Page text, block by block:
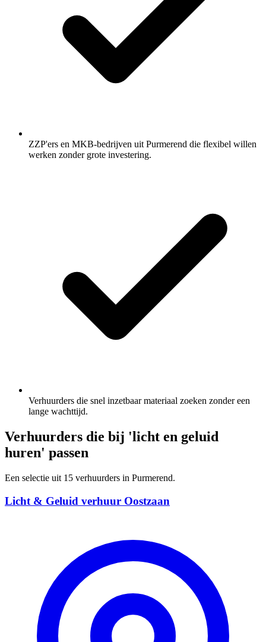
ZZP'ers en MKB-bedrijven uit Purmerend die flexibel willen
werken zonder grote investering.
Verhuurders die snel inzetbaar materiaal zoeken zonder een
lange wachttijd.
Verhuurders die bij 'licht en geluid
huren' passen
Een selectie uit 15 verhuurders in Purmerend.
Licht & Geluid verhuur Oostzaan